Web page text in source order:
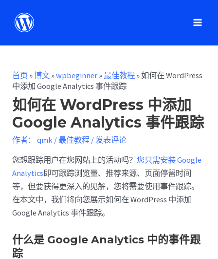
首页 »博文 »wpbeginner »最佳教程 »如何在 WordPress
中添加 Google Analytics 事件跟踪
如何在 WordPress 中添加
Google Analytics 事件跟踪
作者： qmk /最佳教程 /发表评论
您想跟踪用户在您网站上的活动吗？您只需安装 Google
Analytics即可跟踪浏览量、推荐来源、页面停留时间
等，但要获得更深入的见解，您将需要使用事件跟踪。
在本文中，我们将向您展示如何在 WordPress 中添加
Google Analytics 事件跟踪。
什么是 Google Analytics 中的事件跟
踪